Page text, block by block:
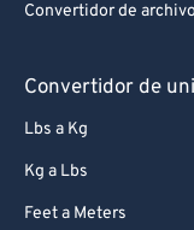
Convertidor de
Convertidor de
Lbs a Kg
Kg a Lbs
Feet a Meters